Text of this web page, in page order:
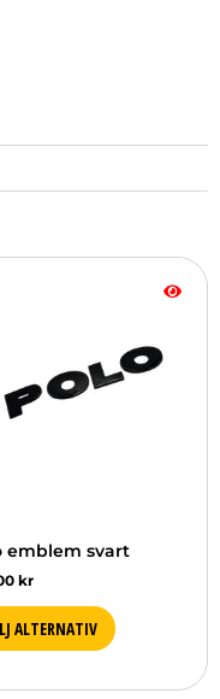
emblem svart
kr
ALTERNATIV